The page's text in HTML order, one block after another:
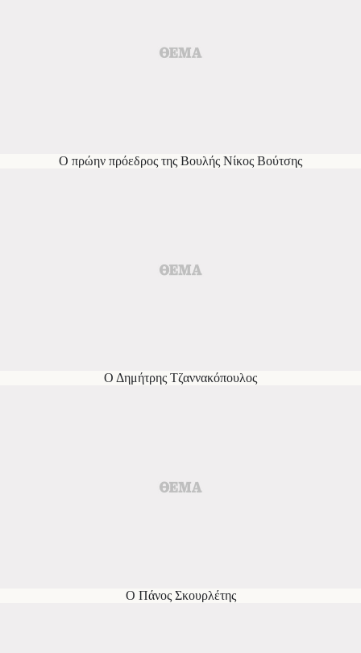
Ο πρώην πρόεδρος της Βουλής Νίκος Βούτσης
Ο Δημήτρης Τζαννακόπουλος
Ο Πάνος Σκουρλέτης